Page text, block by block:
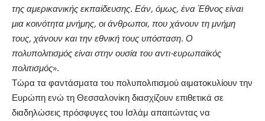
της αμερικανικής εκπαίδευσης. Εάν, όμως, ένα Έθνος είναι
μια κοινότητα μνήμης, οι άνθρωποι, που χάνουν τη μνήμη
τους, χάνουν και την εθνική τους υπόσταση. Ο
πολυπολιτισμός είναι στην ουσία του αντι-ευρωπαϊκός
πολιτισμός».
Τώρα τα φαντάσματα του πολυπολιτισμού αιματοκυλίουν την
Ευρώπη ενώ τη Θεσσαλονίκη διασχίζουν επιθετικά σε
διαδηλώσεις πρόσφυγες του Ισλάμ απαιτώντας να